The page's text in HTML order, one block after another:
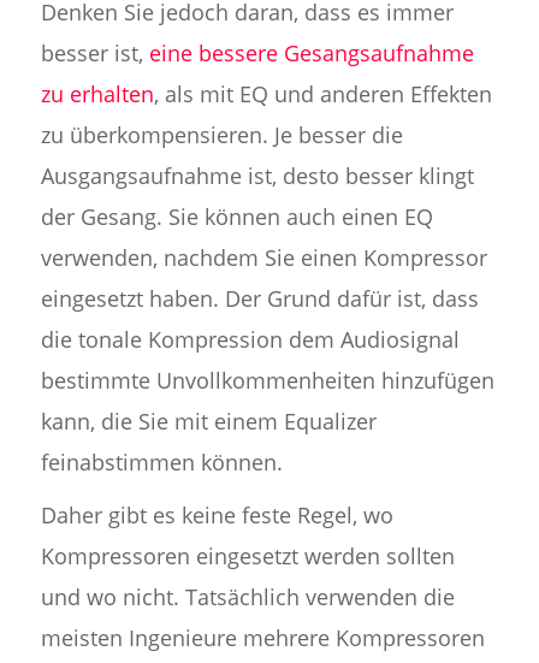
Denken Sie jedoch daran, dass es immer
besser ist, eine bessere Gesangsaufnahme
zu erhalten, als mit EQ und anderen Effekten
zu überkompensieren. Je besser die
Ausgangsaufnahme ist, desto besser klingt
der Gesang. Sie können auch einen EQ
verwenden, nachdem Sie einen Kompressor
eingesetzt haben. Der Grund dafür ist, dass
die tonale Kompression dem Audiosignal
bestimmte Unvollkommenheiten hinzufügen
kann, die Sie mit einem Equalizer
feinabstimmen können.
Daher gibt es keine feste Regel, wo
Kompressoren eingesetzt werden sollten
und wo nicht. Tatsächlich verwenden die
meisten Ingenieure mehrere Kompressoren